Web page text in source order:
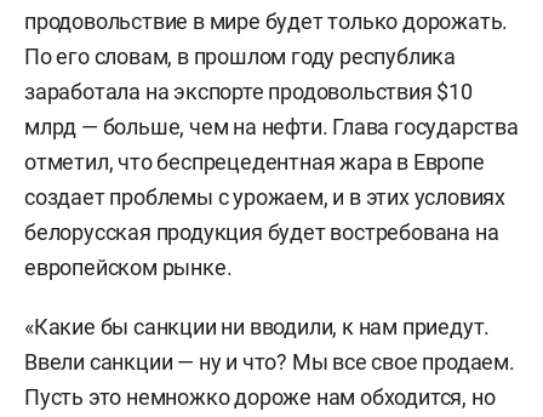
продовольствие в мире будет только дорожать.
По его словам, в прошлом году республика
заработала на экспорте продовольствия $10
млрд — больше, чем на нефти. Глава государства
отметил, что беспрецедентная жара в Европе
создает проблемы с урожаем, и в этих условиях
белорусская продукция будет востребована на
европейском рынке.
«Какие бы санкции ни вводили, к нам приедут.
Ввели санкции — ну и что? Мы все свое продаем.
Пусть это немножко дороже нам обходится, но